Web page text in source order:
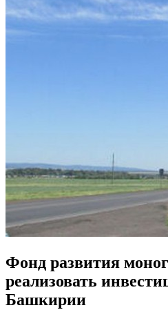
Фонд развития
реализовать
Башкирии